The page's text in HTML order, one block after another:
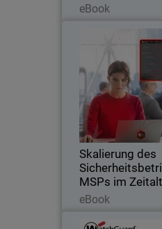
eBook
Skalierung des
MSPs im
eBook
Kosten
Lesen